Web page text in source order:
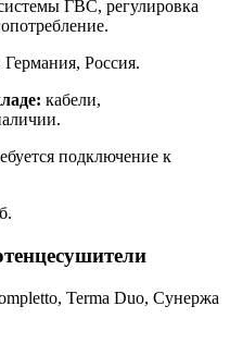
ГВС, регулировка
Россия.
кабели,
подключение к
Terma Duo, Сунержа